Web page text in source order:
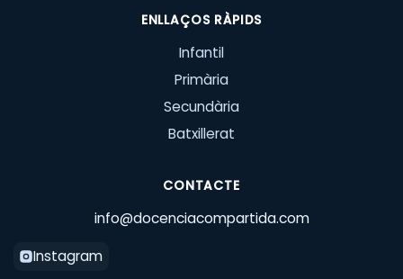
ENLLAÇOS RÀPIDS
Infantil
Primària
Secundària
Batxillerat
CONTACTE
info@docenciacompartida.com
Instagram